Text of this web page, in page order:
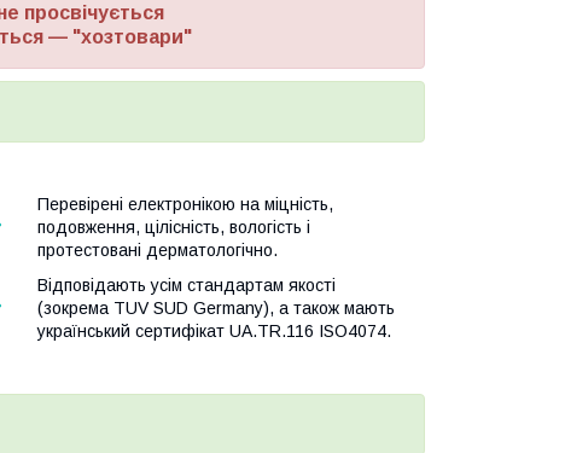
просвічується
— "хозтовари"
Перевірені електронікою на міцність,
подовження, цілісність, вологість і
протестовані дерматологічно.
Відповідають усім стандартам якості
(зокрема TUV SUD Germany), а також мають
український сертифікат UA.TR.116 ISO4074.